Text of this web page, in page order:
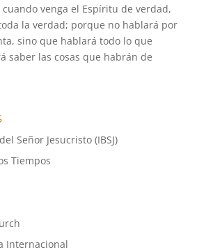
cuando venga el Espíritu de verdad,
la verdad; porque no hablará por
sino que hablará todo lo que
saber las cosas que habrán de
Señor Jesucristo (IBSJ)
Tiempos
Internacional